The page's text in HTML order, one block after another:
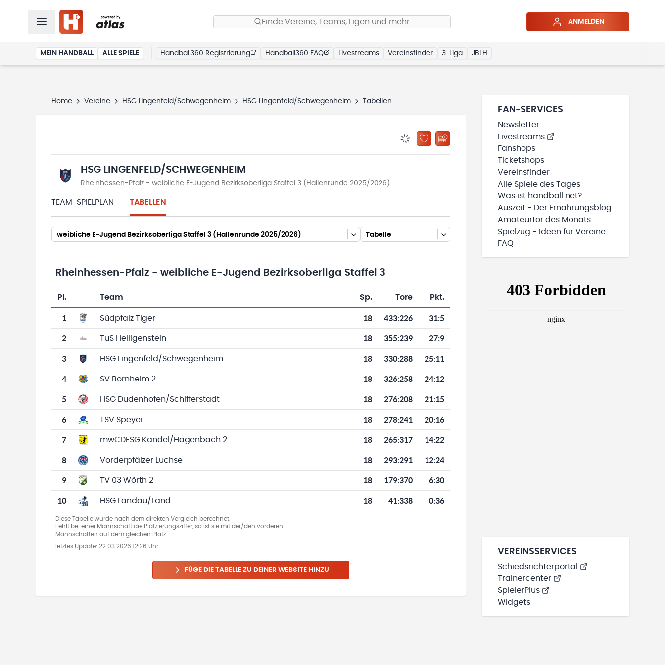
Finde Vereine, Teams, Ligen und mehr… ANMELDEN
MEIN HANDBALL ALLE SPIELE Handball360 Registrierung Handball360 FAQ Livestreams Vereinsfinder 3. Liga JBLH
Home Vereine HSG Lingenfeld/Schwegenheim HSG Lingenfeld/Schwegenheim Tabellen
BENACHRICHTIGUNGSSTATUS WIRD GELADEN
ZU „MEINE TEAMS“ HINZUFÜGEN
HSG LINGENFELD/SCHWEGENHEIM
Rheinhessen-Pfalz - weibliche E-Jugend Bezirksoberliga Staffel 3 (Hallenrunde 2025/2026)
TEAM-SPIELPLAN TABELLEN
weibliche E-Jugend Bezirksoberliga Staffel 3 (Hallenrunde 2025/2026) Tabelle
Rheinhessen-Pfalz - weibliche E-Jugend Bezirksoberliga Staffel 3
Tabelle mit Vereinsplatzierungen, Spielen, Toren und Punkten
Pl. Team Sp. Tore Pkt.
1 Südpfalz Tiger 18 433:226 31:5
2 TuS Heiligenstein 18 355:239 27:9
3 HSG Lingenfeld/Schwegenheim 18 330:288 25:11
4 SV Bornheim 2 18 326:258 24:12
5 HSG Dudenhofen/Schifferstadt 18 276:208 21:15
6 TSV Speyer 18 278:241 20:16
7 mwCDESG Kandel/Hagenbach 2 18 265:317 14:22
8 Vorderpfälzer Luchse 18 293:291 12:24
9 TV 03 Wörth 2 18 179:370 6:30
10 HSG Landau/Land 18 41:338 0:36
Diese Tabelle wurde nach dem direkten Vergleich berechnet.
Fehlt bei einer Mannschaft die Platzierungsziffer, so ist sie mit der/den vorderen
Mannschaften auf dem gleichen Platz.
letztes Update: 22.03.2026 12:26 Uhr
FÜGE DIE TABELLE ZU DEINER WEBSITE HINZU
FAN-SERVICES
Newsletter
Livestreams
Fanshops
Ticketshops
Vereinsfinder
Alle Spiele des Tages
Was ist handball.net?
Auszeit - Der Ernährungsblog
Amateurtor des Monats
Spielzug - Ideen für Vereine
FAQ
VEREINSSERVICES
Schiedsrichterportal
Trainercenter
SpielerPlus
Widgets